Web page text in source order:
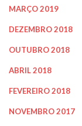
MARÇO 2019
DEZEMBRO 2018
OUTUBRO 2018
ABRIL 2018
FEVEREIRO 2018
NOVEMBRO 2017